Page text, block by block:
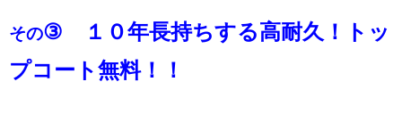
その③
１０年長持ちする高耐久！トッ
プコート無料！！